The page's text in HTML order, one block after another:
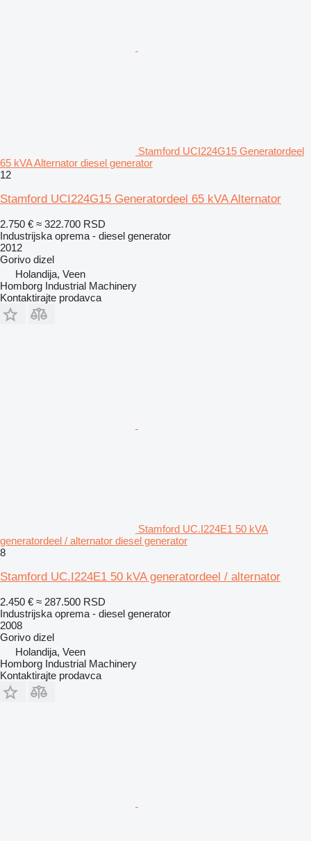
Stamford UCI224G15 Generatordeel
65 kVA Alternator diesel generator
12
Stamford UCI224G15 Generatordeel 65 kVA Alternator
2.750 € ≈ 322.700 RSD
Industrijska oprema - diesel generator
2012
Gorivo dizel
Holandija, Veen
Homborg Industrial Machinery
Kontaktirajte prodavca
Stamford UC.I224E1 50 kVA
generatordeel / alternator diesel generator
8
Stamford UC.I224E1 50 kVA generatordeel / alternator
2.450 € ≈ 287.500 RSD
Industrijska oprema - diesel generator
2008
Gorivo dizel
Holandija, Veen
Homborg Industrial Machinery
Kontaktirajte prodavca